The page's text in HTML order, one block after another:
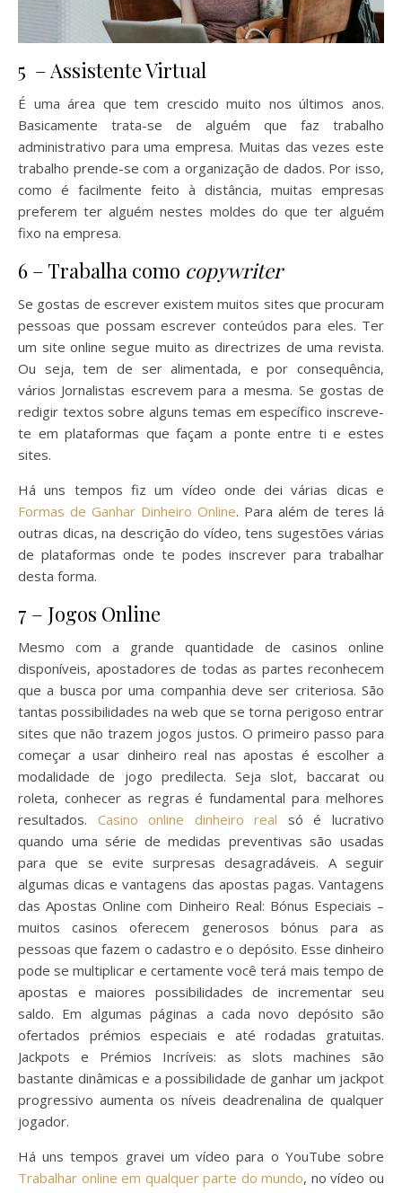
5 – Assistente Virtual
É uma área que tem crescido muito nos últimos anos.
Basicamente trata-se de alguém que faz trabalho
administrativo para uma empresa. Muitas das vezes este
trabalho prende-se com a organização de dados. Por isso,
como é facilmente feito à distância, muitas empresas
preferem ter alguém nestes moldes do que ter alguém
fixo na empresa.
6 – Trabalha como copywriter
Se gostas de escrever existem muitos sites que procuram
pessoas que possam escrever conteúdos para eles. Ter
um site online segue muito as directrizes de uma revista.
Ou seja, tem de ser alimentada, e por consequência,
vários Jornalistas escrevem para a mesma. Se gostas de
redigir textos sobre alguns temas em específico inscreve-
te em plataformas que façam a ponte entre ti e estes
sites.
Há uns tempos fiz um vídeo onde dei várias dicas e
Formas de Ganhar Dinheiro Online. Para além de teres lá
outras dicas, na descrição do vídeo, tens sugestões várias
de plataformas onde te podes inscrever para trabalhar
desta forma.
7 – Jogos Online
Mesmo com a grande quantidade de casinos online
disponíveis, apostadores de todas as partes reconhecem
que a busca por uma companhia deve ser criteriosa. São
tantas possibilidades na web que se torna perigoso entrar
sites que não trazem jogos justos. O primeiro passo para
começar a usar dinheiro real nas apostas é escolher a
modalidade de jogo predilecta. Seja slot, baccarat ou
roleta, conhecer as regras é fundamental para melhores
resultados. Casino online dinheiro real só é lucrativo
quando uma série de medidas preventivas são usadas
para que se evite surpresas desagradáveis. A seguir
algumas dicas e vantagens das apostas pagas. Vantagens
das Apostas Online com Dinheiro Real: Bónus Especiais –
muitos casinos oferecem generosos bónus para as
pessoas que fazem o cadastro e o depósito. Esse dinheiro
pode se multiplicar e certamente você terá mais tempo de
apostas e maiores possibilidades de incrementar seu
saldo. Em algumas páginas a cada novo depósito são
ofertados prémios especiais e até rodadas gratuitas.
Jackpots e Prémios Incríveis: as slots machines são
bastante dinâmicas e a possibilidade de ganhar um jackpot
progressivo aumenta os níveis deadrenalina de qualquer
jogador.
Há uns tempos gravei um vídeo para o YouTube sobre
Trabalhar online em qualquer parte do mundo, no vídeo ou